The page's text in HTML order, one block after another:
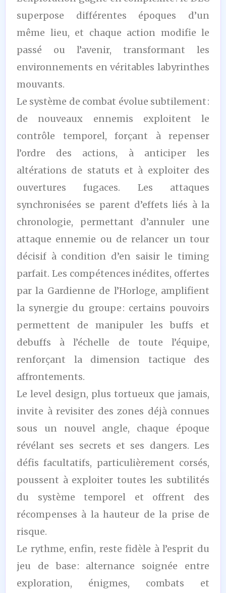
superpose différentes époques d’un
même lieu, et chaque action modifie le
passé ou l’avenir, transformant les
environnements en véritables labyrinthes
mouvants.
Le système de combat évolue subtilement :
de nouveaux ennemis exploitent le
contrôle temporel, forçant à repenser
l’ordre des actions, à anticiper les
altérations de statuts et à exploiter des
ouvertures fugaces. Les attaques
synchronisées se parent d’effets liés à la
chronologie, permettant d’annuler une
attaque ennemie ou de relancer un tour
décisif à condition d’en saisir le timing
parfait. Les compétences inédites, offertes
par la Gardienne de l’Horloge, amplifient
la synergie du groupe : certains pouvoirs
permettent de manipuler les buffs et
debuffs à l’échelle de toute l’équipe,
renforçant la dimension tactique des
affrontements.
Le level design, plus tortueux que jamais,
invite à revisiter des zones déjà connues
sous un nouvel angle, chaque époque
révélant ses secrets et ses dangers. Les
défis facultatifs, particulièrement corsés,
poussent à exploiter toutes les subtilités
du système temporel et offrent des
récompenses à la hauteur de la prise de
risque.
Le rythme, enfin, reste fidèle à l’esprit du
jeu de base : alternance soignée entre
exploration, énigmes, combats et